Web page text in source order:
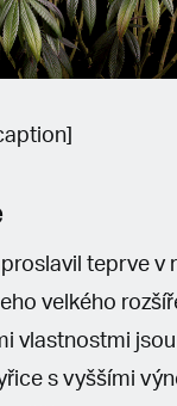
proslavil teprve
velkého
vlastnostmi
s vyššími